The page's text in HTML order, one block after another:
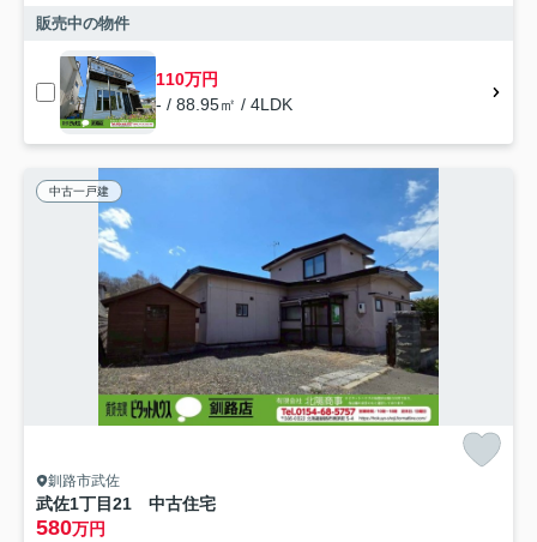
販売中の物件
110万円
- / 88.95㎡ / 4LDK
中古一戸建
釧路市武佐
武佐1丁目21 中古住宅
580万円